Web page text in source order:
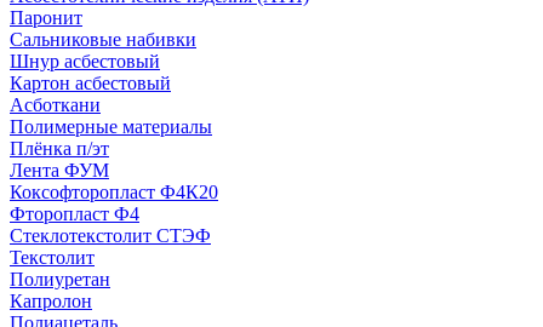
Паронит
Сальниковые набивки
Шнур асбестовый
Картон асбестовый
Асботкани
Полимерные материалы
Плёнка п/эт
Лента ФУМ
Коксофторопласт Ф4К20
Фторопласт Ф4
Стеклотекстолит СТЭФ
Текстолит
Полиуретан
Капролон
Полиацеталь